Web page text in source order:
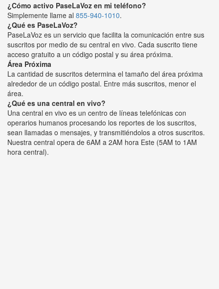
¿Cómo activo PaseLaVoz en mi teléfono?
Simplemente llame al 855-940-1010.
¿Qué es PaseLaVoz?
PaseLaVoz es un servicio que facilita la comunicación entre sus
suscritos por medio de su central en vivo. Cada suscrito tiene
acceso gratuito a un código postal y su área próxima.
Área Próxima
La cantidad de suscritos determina el tamaño del área próxima
alrededor de un código postal. Entre más suscritos, menor el
área.
¿Qué es una central en vivo?
Una central en vivo es un centro de líneas telefónicas con
operarios humanos procesando los reportes de los suscritos,
sean llamadas o mensajes, y transmitiéndolos a otros suscritos.
Nuestra central opera de 6AM a 2AM hora Este (5AM to 1AM
hora central).